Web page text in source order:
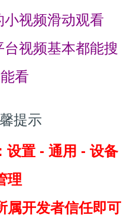
视频滑动观看
视频基本都能搜
看
提示
设置 - 通用 - 设备
理
属开发者信任即可